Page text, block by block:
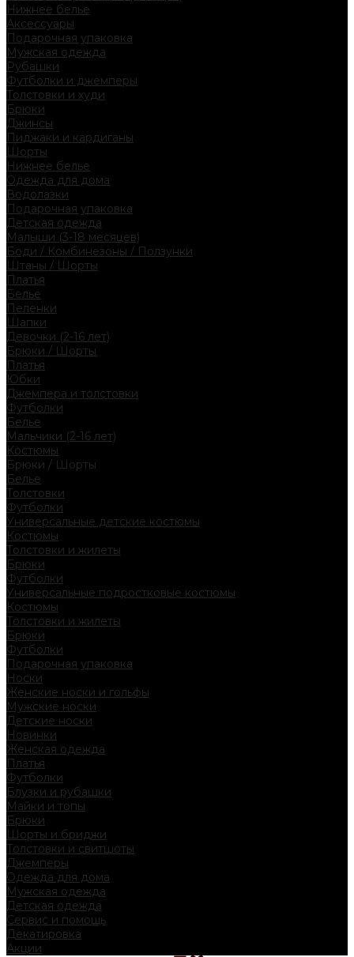
Нижнее белье
Аксессуары
Подарочная упаковка
Мужская одежда
Рубашки
Футболки и джемперы
Толстовки и худи
Брюки
Джинсы
Пиджаки и кардиганы
Шорты
Нижнее белье
Одежда для дома
Водолазки
Подарочная упаковка
Детская одежда
Малыши (3-18 месяцев)
Боди / Комбинезоны / Ползунки
Штаны / Шорты
Платья
Белье
Пеленки
Шапки
Девочки (2-16 лет)
Брюки / Шорты
Платья
Юбки
Джемпера и толстовки
Футболки
Белье
Мальчики (2-16 лет)
Костюмы
Брюки / Шорты
Белье
Толстовки
Футболки
Универсальные детские костюмы
Костюмы
Толстовки и жилеты
Брюки
Футболки
Универсальные подростковые костюмы
Костюмы
Толстовки и жилеты
Брюки
Футболки
Подарочная упаковка
Носки
Женские носки и гольфы
Мужские носки
Детские носки
Новинки
Женская одежда
Платья
Футболки
Блузки и рубашки
Майки и топы
Брюки
Шорты и бриджи
Толстовки и свитшоты
Джемперы
Одежда для дома
Мужская одежда
Детская одежда
Сервис и помощь
Декатировка
Акции